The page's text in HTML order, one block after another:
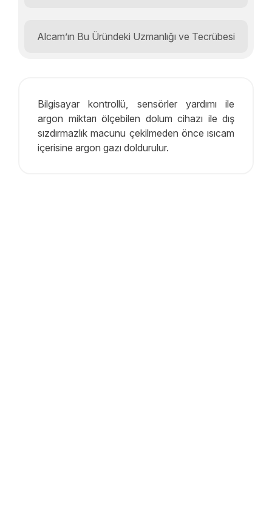
Alcam’ın Bu Üründeki Uzmanlığı ve Tecrübesi
Bilgisayar kontrollü, sensörler yardımı ile
argon miktarı ölçebilen dolum cihazı ile dış
sızdırmazlık macunu çekilmeden önce ısıcam
içerisine argon gazı doldurulur.